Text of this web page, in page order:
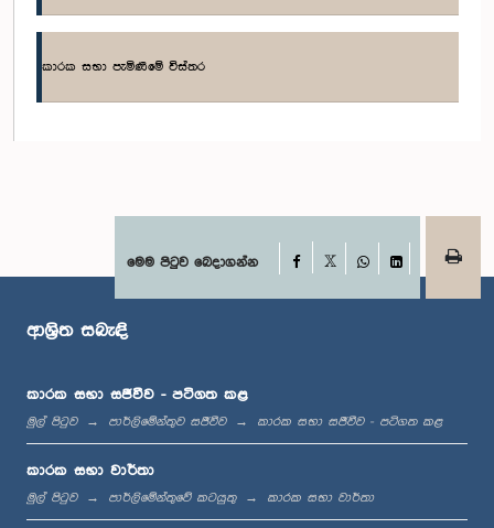
ගරු (වෛද්‍ය) තුසිතා විජේමාන්න මහත්මිය, පා.ම.
කාරක සභා පැමිණීමේ විස්තර
මෙම පිටුව බෙදාගන්න Facebook
WhatsApp
LinkedIn
ආශ්‍රිත සබැඳි
කාරක සභා සජීවීව - පටිගත කළ
මුල් පිටුව පාර්ලිමේන්තුව සජීවීව කාරක සභා සජීවීව - පටිගත කළ
කාරක සභා වාර්තා
මුල් පිටුව පාර්ලිමේන්තුවේ කටයුතු කාරක සභා වාර්තා